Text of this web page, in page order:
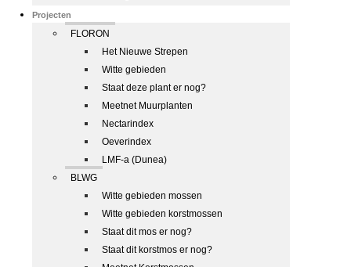
Projecten
FLORON
Het Nieuwe Strepen
Witte gebieden
Staat deze plant er nog?
Meetnet Muurplanten
Nectarindex
Oeverindex
LMF-a (Dunea)
BLWG
Witte gebieden mossen
Witte gebieden korstmossen
Staat dit mos er nog?
Staat dit korstmos er nog?